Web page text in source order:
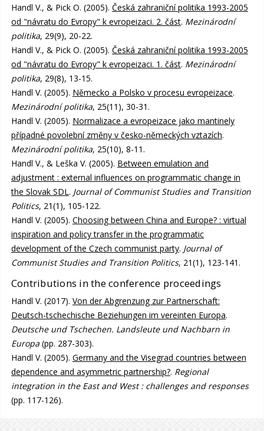
Handl V., & Pick O. (2005). Česká zahraniční politika 1993-2005
od "návratu do Evropy" k evropeizaci. 2. část. Mezinárodní
politika, 29(9), 20-22.
Handl V., & Pick O. (2005). Česká zahraniční politika 1993-2005
od "návratu do Evropy" k evropeizaci. 1. část. Mezinárodní
politika, 29(8), 13-15.
Handl V. (2005). Německo a Polsko v procesu evropeizace.
Mezinárodní politika, 25(11), 30-31.
Handl V. (2005). Normalizace a evropeizace jako mantinely
případné povolební změny v česko-německých vztazích.
Mezinárodní politika, 25(10), 8-11.
Handl V., & Leška V. (2005). Between emulation and
adjustment : external influences on programmatic change in
the Slovak SDL. Journal of Communist Studies and Transition
Politics, 21(1), 105-122.
Handl V. (2005). Choosing between China and Europe? : virtual
inspiration and policy transfer in the programmatic
development of the Czech communist party. Journal of
Communist Studies and Transition Politics, 21(1), 123-141.
Contributions in the conference proceedings
Handl V. (2017). Von der Abgrenzung zur Partnerschaft:
Deutsch-tschechische Beziehungen im vereinten Europa.
Deutsche und Tschechen. Landsleute und Nachbarn in
Europa(pp. 287-303).
Handl V. (2005). Germany and the Visegrad countries between
dependence and asymmetric partnership?. Regional
integration in the East and West : challenges and responses
(pp. 117-126).